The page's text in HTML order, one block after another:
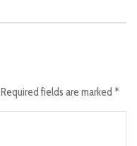
Required fields are marked *